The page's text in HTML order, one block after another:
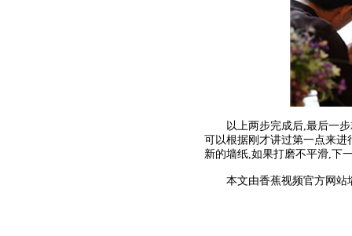
以上两步完成后,最后一步就
可以根据刚才讲过第一点来
新的墙纸,如果打磨不平滑,下
本文由香蕉视频官方网站